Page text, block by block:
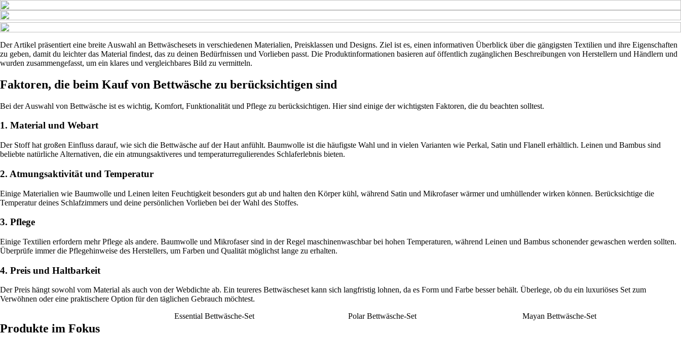
Der Artikel präsentiert eine breite Auswahl an Bettwäschesets in verschiedenen Materialien, Preisklassen und Designs. Ziel ist es, einen informativen Überblick über die gängigsten Textilien und ihre Eigenschaften
zu geben, damit du leichter das Material findest, das zu deinen Bedürfnissen und Vorlieben passt. Die Produktinformationen basieren auf öffentlich zugänglichen Beschreibungen von Herstellern und Händlern und
wurden zusammengefasst, um ein klares und vergleichbares Bild zu vermitteln.
Faktoren, die beim Kauf von Bettwäsche zu berücksichtigen sind
Bei der Auswahl von Bettwäsche ist es wichtig, Komfort, Funktionalität und Pflege zu berücksichtigen. Hier sind einige der wichtigsten Faktoren, die du beachten solltest.
1. Material und Webart
Der Stoff hat großen Einfluss darauf, wie sich die Bettwäsche auf der Haut anfühlt. Baumwolle ist die häufigste Wahl und in vielen Varianten wie Perkal, Satin und Flanell erhältlich. Leinen und Bambus sind
beliebte natürliche Alternativen, die ein atmungsaktiveres und temperaturregulierendes Schlaferlebnis bieten.
2. Atmungsaktivität und Temperatur
Einige Materialien wie Baumwolle und Leinen leiten Feuchtigkeit besonders gut ab und halten den Körper kühl, während Satin und Mikrofaser wärmer und umhüllender wirken können. Berücksichtige die
Temperatur deines Schlafzimmers und deine persönlichen Vorlieben bei der Wahl des Stoffes.
3. Pflege
Einige Textilien erfordern mehr Pflege als andere. Baumwolle und Mikrofaser sind in der Regel maschinenwaschbar bei hohen Temperaturen, während Leinen und Bambus schonender gewaschen werden sollten.
Überprüfe immer die Pflegehinweise des Herstellers, um Farben und Qualität möglichst lange zu erhalten.
4. Preis und Haltbarkeit
Der Preis hängt sowohl vom Material als auch von der Webdichte ab. Ein teureres Bettwäscheset kann sich langfristig lohnen, da es Form und Farbe besser behält. Überlege, ob du ein luxuriöses Set zum
Verwöhnen oder eine praktischere Option für den täglichen Gebrauch möchtest.
Produkte im Fokus
Essential Bettwäsche-Set Polar Bettwäsche-Set Mayan Bettwäsche-Set